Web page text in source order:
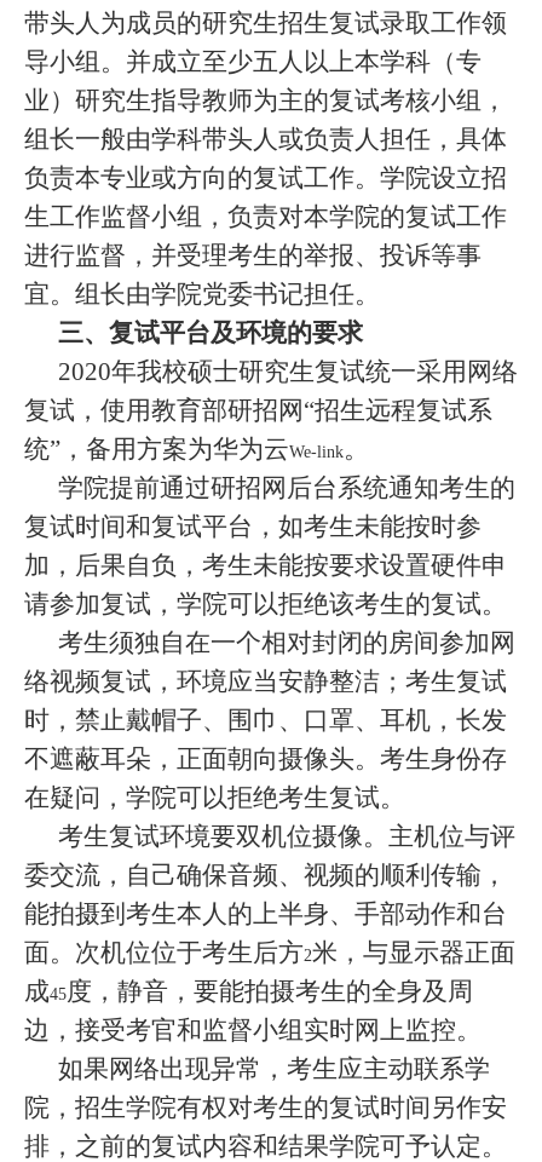
带头人为成员的研究生招生复试录取工作领
导小组。并成立至少五人以上本学科（专
业）研究生指导教师为主的复试考核小组，
组长一般由学科带头人或负责人担任，具体
负责本专业或方向的复试工作。学院设立招
生工作监督小组，负责对本学院的复试工作
进行监督，并受理考生的举报、投诉等事
宜。组长由学院党委书记担任。
三、 复试平台及环境的要求
2020年我校硕士研究生复试统一采用网络
复试， 使用教育部研招网“招生远程复试系
统” ，备用方案为华为云We-link。
学院提前通过研招网后台系统通知考生的
复试时间和复试平台，如考生未能按时参
加，后果自负，考生未能按要求设置硬件申
请参加复试，学院可以拒绝该考生的复试。
考生须独自在一个相对封闭的房间参加网
络视频复试，环境应当安静整洁；考生复试
时，禁止戴帽子、围巾、口罩、耳机，长发
不遮蔽耳朵，正面朝向摄像头。 考生身份存
在疑问，学院可以拒绝考生复试。
考生复试环境要双机位摄像。主机位与评
委交流，自己确保音频、视频的顺利传输，
能拍摄到考生本人的上半身、手部动作和台
面。次机位位于考生后方2米，与显示器正面
成45度，静音，要能拍摄考生的全身及周
边，接受考官和监督小组实时网上监控。
如果网络出现异常，考生应主动联系学
院，招生学院有权对考生的复试时间另作安
排，之前的复试内容和结果学院可予认定。